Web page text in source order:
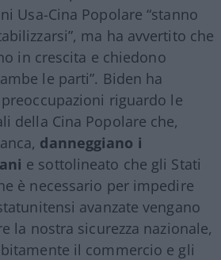
Usa-Cina Popolare “stanno
ma ha avvertito che
in crescita e chiedono
le parti”. Biden ha
riguardo le
della Cina Popolare che,
danneggiano i
e sottolineato che gli Stati
è necessario per impedire
avanzate vengano
la nostra sicurezza nazionale,
il commercio e gli